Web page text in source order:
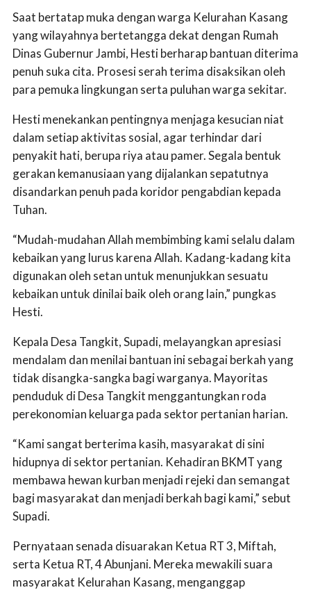
Saat bertatap muka dengan warga Kelurahan Kasang
yang wilayahnya bertetangga dekat dengan Rumah
Dinas Gubernur Jambi, Hesti berharap bantuan diterima
penuh suka cita. Prosesi serah terima disaksikan oleh
para pemuka lingkungan serta puluhan warga sekitar.
Hesti menekankan pentingnya menjaga kesucian niat
dalam setiap aktivitas sosial, agar terhindar dari
penyakit hati, berupa riya atau pamer. Segala bentuk
gerakan kemanusiaan yang dijalankan sepatutnya
disandarkan penuh pada koridor pengabdian kepada
Tuhan.
“Mudah-mudahan Allah membimbing kami selalu dalam
kebaikan yang lurus karena Allah. Kadang-kadang kita
digunakan oleh setan untuk menunjukkan sesuatu
kebaikan untuk dinilai baik oleh orang lain,” pungkas
Hesti.
Kepala Desa Tangkit, Supadi, melayangkan apresiasi
mendalam dan menilai bantuan ini sebagai berkah yang
tidak disangka-sangka bagi warganya. Mayoritas
penduduk di Desa Tangkit menggantungkan roda
perekonomian keluarga pada sektor pertanian harian.
“Kami sangat berterima kasih, masyarakat di sini
hidupnya di sektor pertanian. Kehadiran BKMT yang
membawa hewan kurban menjadi rejeki dan semangat
bagi masyarakat dan menjadi berkah bagi kami,” sebut
Supadi.
Pernyataan senada disuarakan Ketua RT 3, Miftah,
serta Ketua RT, 4 Abunjani. Mereka mewakili suara
masyarakat Kelurahan Kasang, menganggap